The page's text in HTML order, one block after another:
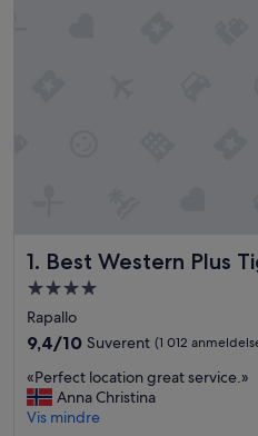
1. Best Western Plus
Best Western Plus Tigullio
Overnattingssted
med
4.0
Rapallo
9.4
10,
Suverent,
(1 012
9,4/10 Suverent (1 012
«
P
e
«Perfect location great service.»
Anna Christina
Vis mindre